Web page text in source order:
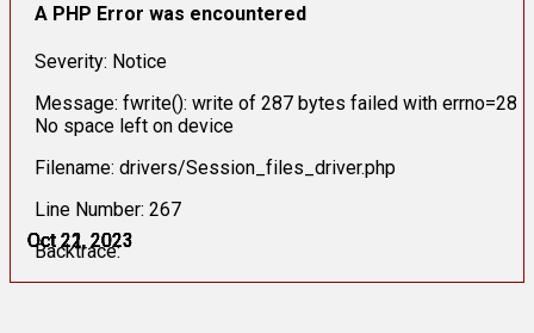
Oct 21, 2023
Oct 21, 2023
Oct 21, 2023
Oct 21, 2023
Oct 22, 2023
Oct 22, 2023
A PHP Error was encountered
Severity: Notice
Message: fwrite(): write of 287 bytes failed with errno=28
No space left on device
Filename: drivers/Session_files_driver.php
Line Number: 267
Backtrace: